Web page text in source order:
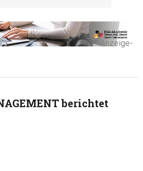
-Anzeige-
berichtet